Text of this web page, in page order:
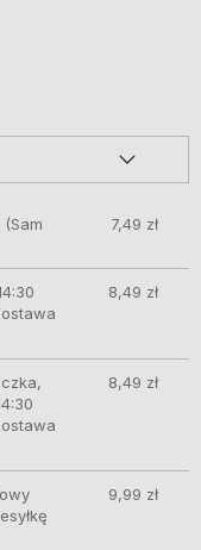
(Sam
7,49 zł
8,49 zł
8,49 zł
9,99 zł